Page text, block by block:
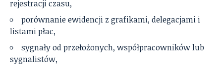
rejestracji czasu,
porównanie ewidencji z grafikami, delegacjami i
listami płac,
sygnały od przełożonych, współpracowników lub
sygnalistów,